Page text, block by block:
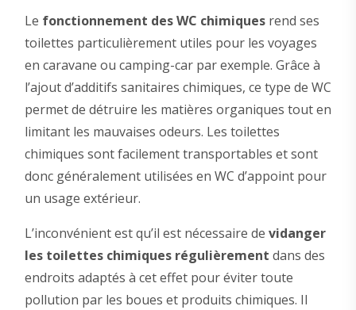
Le fonctionnement des WC chimiquesrend ses
toilettes particulièrement utiles pour les voyages
en caravane ou camping-car par exemple. Grâce à
l’ajout d’additifs sanitaires chimiques, ce type de WC
permet de détruire les matières organiques tout en
limitant les mauvaises odeurs. Les toilettes
chimiques sont facilement transportables et sont
donc généralement utilisées en WC d’appoint pour
un usage extérieur.
L’inconvénient est qu’il est nécessaire de vidanger
les toilettes chimiques régulièrement dans des
endroits adaptés à cet effet pour éviter toute
pollution par les boues et produits chimiques. Il